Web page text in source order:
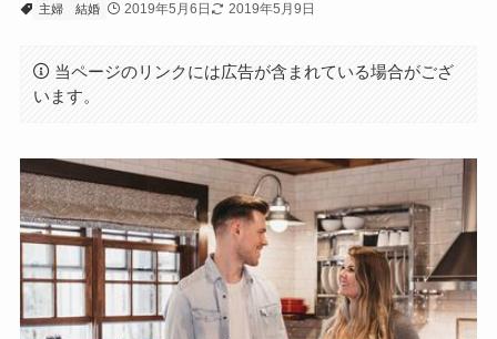
主婦 結婚 2019年5月6日 2019年5月9日
当ページのリンクには広告が含まれている場合がござ
います。